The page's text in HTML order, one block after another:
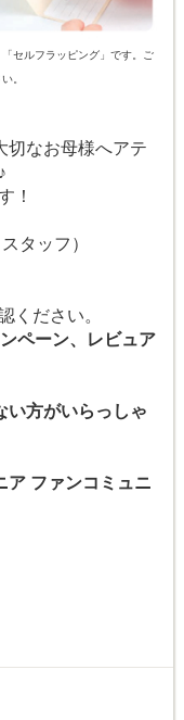
セルフラッピング」です。ご
。
切なお母様へアテ
！
タッフ）
ください。
ペーン、レビュア
い方がいらっしゃ
ア ファンコミュニ